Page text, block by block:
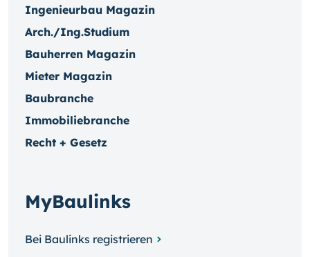
Ingenieurbau Magazin
Arch./Ing.Studium
Bauherren Magazin
Mieter Magazin
Baubranche
Immobiliebranche
Recht + Gesetz
MyBaulinks
Bei Baulinks registrieren